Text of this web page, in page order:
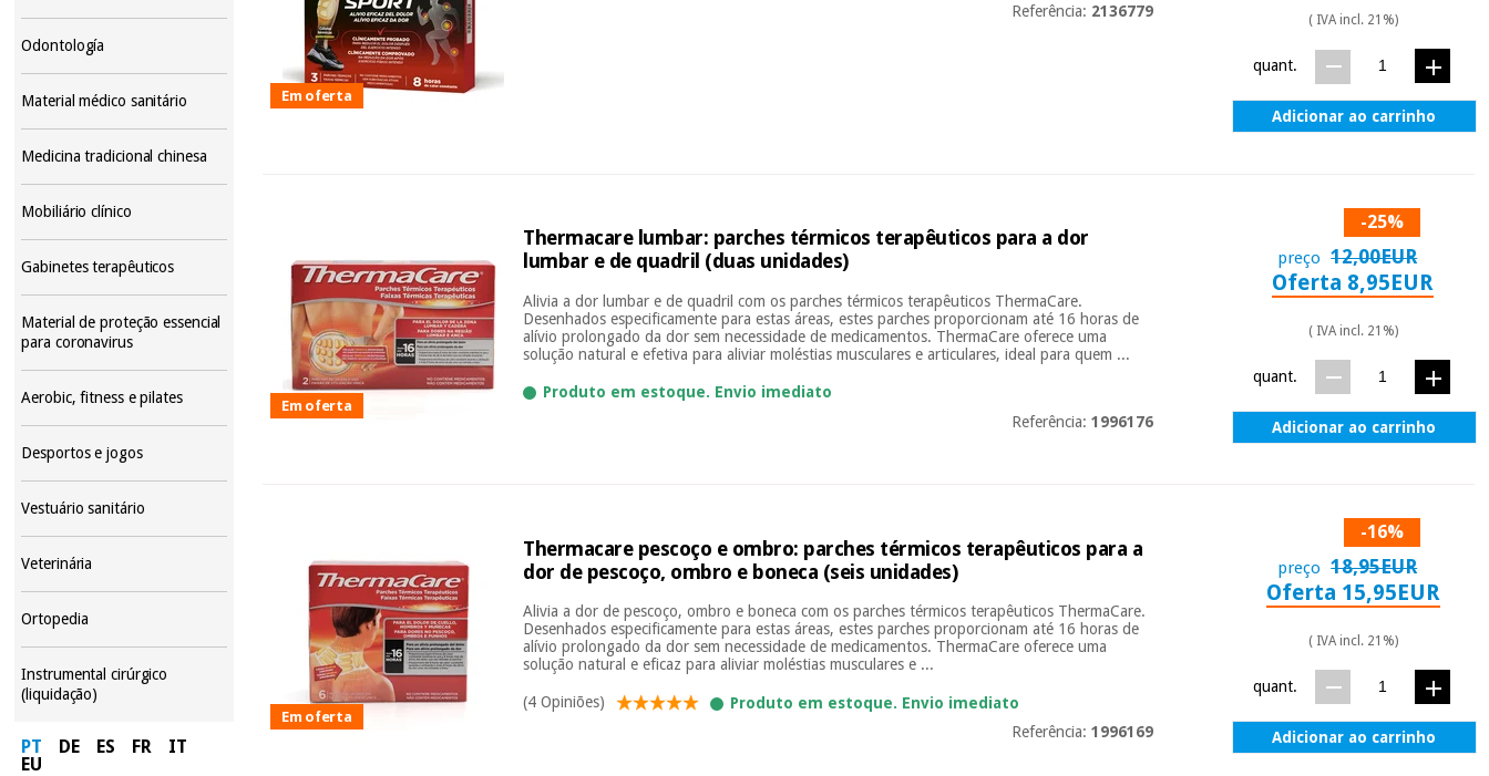
Odontología
Material médico sanitário
Medicina tradicional chinesa
Mobiliário clínico
Gabinetes terapêuticos
Material de proteção essencial
para coronavirus
Aerobic, fitness e pilates
Desportos e jogos
Vestuário sanitário
Veterinária
Ortopedia
Instrumental cirúrgico
(liquidação)
PT DE ES FR
IT
EU
Em oferta
Referência: 2136779 ( IVA incl. 21%)
quant.
Adicionar ao carrinho
Em oferta
Thermacare lumbar: parches térmicos terapêuticos para a dor
lumbar e de quadril (duas unidades)
Alivia a dor lumbar e de quadril com os parches térmicos terapêuticos ThermaCare.
Desenhados especificamente para estas áreas, estes parches proporcionam até 16 horas de
alívio prolongado da dor sem necessidade de medicamentos. ThermaCare oferece uma
solução natural e efetiva para aliviar moléstias musculares e articulares, ideal para quem ...
Produto em estoque. Envio imediato
Referência: 1996176
-25%
preço 12,00EUR
Oferta 8,95EUR
( IVA incl. 21%)
quant.
Adicionar ao carrinho
Em oferta
Thermacare pescoço e ombro: parches térmicos terapêuticos para a
dor de pescoço, ombro e boneca (seis unidades)
Alivia a dor de pescoço, ombro e boneca com os parches térmicos terapêuticos ThermaCare.
Desenhados especificamente para estas áreas, estes parches proporcionam até 16 horas de
alívio prolongado da dor sem necessidade de medicamentos. ThermaCare oferece uma
solução natural e eficaz para aliviar moléstias musculares e ...
(4 Opiniões)
Produto em estoque. Envio imediato
Referência: 1996169
-16%
preço 18,95EUR
Oferta 15,95EUR
( IVA incl. 21%)
quant.
Adicionar ao carrinho